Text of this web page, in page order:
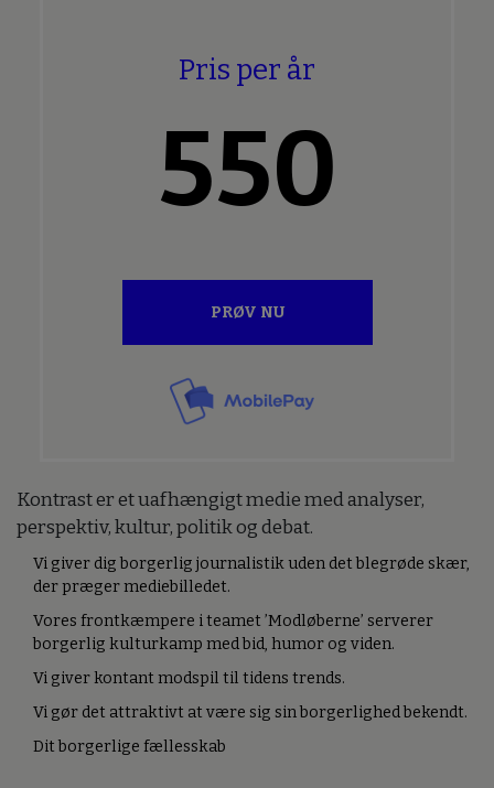
Pris per år
550
PRØV NU
Kontrast er et uafhængigt medie med analyser,
perspektiv, kultur, politik og debat.
Vi giver dig borgerlig journalistik uden det blegrøde skær,
der præger mediebilledet.
Vores frontkæmpere i teamet ’Modløberne’ serverer
borgerlig kulturkamp med bid, humor og viden.
Vi giver kontant modspil til tidens trends.
Vi gør det attraktivt at være sig sin borgerlighed bekendt.
Dit borgerlige fællesskab